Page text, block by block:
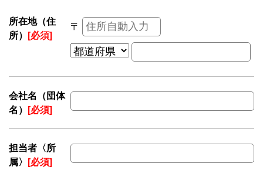
所在地（住
所） [必須]
〒
会社名（団体
名） [必須]
担当者〈所
属〉 [必須]